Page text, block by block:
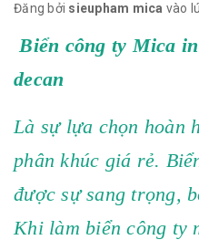
Đăng bởi sieupham mica vào
Biển công ty Mica
decan
Là sự lựa chọn hoàn
phân khúc giá rẻ.
được sự sang trọng,
Khi làm biển công ty